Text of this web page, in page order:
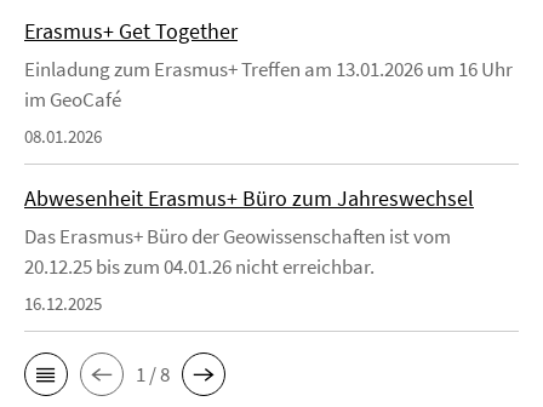
Erasmus+ Get Together
Einladung zum Erasmus+ Treffen am 13.01.2026 um 16 Uhr
im GeoCafé
08.01.2026
Abwesenheit Erasmus+ Büro zum Jahreswechsel
Das Erasmus+ Büro der Geowissenschaften ist vom
20.12.25 bis zum 04.01.26 nicht erreichbar.
16.12.2025
1 / 8